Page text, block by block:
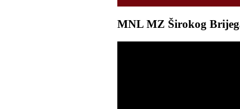
MNL MZ Širokog